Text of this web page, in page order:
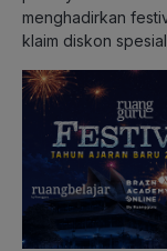
menghadirkan
klaim diskon